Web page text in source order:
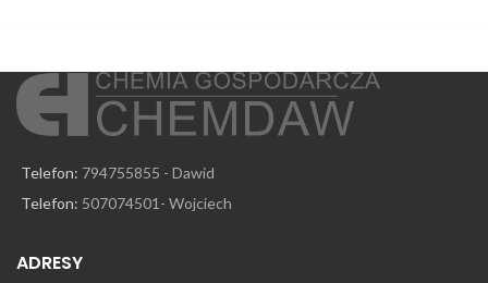
Telefon: 794755855 - Dawid
Telefon: 507074501- Wojciech
ADRESY